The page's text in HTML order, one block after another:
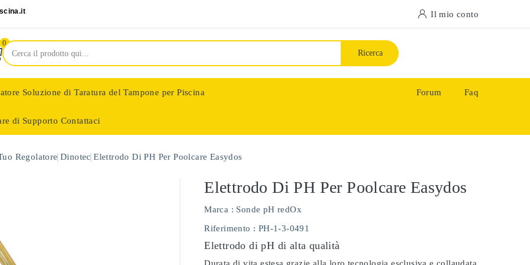
Il mio conto
0
Ricerca
Soluzione di Taratura del Tampone per Piscina
di Supporto Contattaci
Forum Faq
Regolatore Dinotec Elettrodo Di PH Per Poolcare Easydos
Elettrodo Di PH Per Poolcare Easydos
Marca : Sonde pH redOx
Riferimento : PH-1-3-0491
Elettrodo di pH di alta qualità